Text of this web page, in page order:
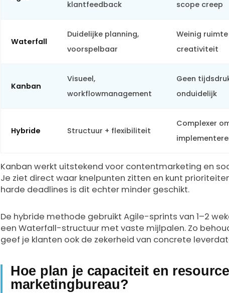
klantfeedback
scope creep
Waterfall
Duidelijke planning,
voorspelbaar
Weinig
creativiteit
Kanban
Visueel,
workflowmanagement
Geen
onduidelijk
Hybride Structuur + flexibiliteit
Complexer
Kanban werkt uitstekend voor contentmarketing en
Je ziet direct waar knelpunten zitten en kunt
harde deadlines is dit echter minder geschikt.
De hybride methode gebruikt Agile-sprints van 1–2
een Waterfall-structuur met vaste mijlpalen. Zo
geef je klanten ook de zekerheid van concrete
Hoe plan je capaciteit en
marketingbureau?